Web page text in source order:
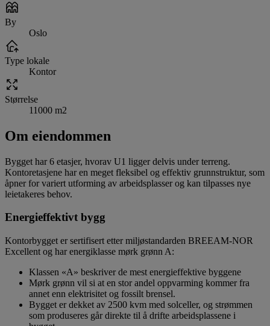
By
Oslo
Type lokale
Kontor
Størrelse
11000 m2
Om eiendommen
Bygget har 6 etasjer, hvorav U1 ligger delvis under terreng.
Kontoretasjene har en meget fleksibel og effektiv grunnstruktur, som
åpner for variert utforming av arbeidsplasser og kan tilpasses nye
leietakeres behov.
Energieffektivt bygg
Kontorbygget er sertifisert etter miljøstandarden BREEAM-NOR
Excellent og har energiklasse mørk grønn A:
Klassen «A» beskriver de mest energieffektive byggene
Mørk grønn vil si at en stor andel oppvarming kommer fra
annet enn elektrisitet og fossilt brensel.
Bygget er dekket av 2500 kvm med solceller, og strømmen
som produseres går direkte til å drifte arbeidsplassene i